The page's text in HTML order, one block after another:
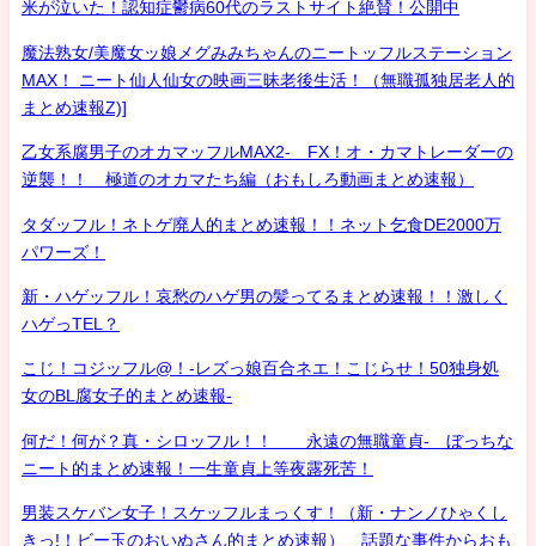
米が泣いた！認知症鬱病60代のラストサイト絶賛！公開中
魔法熟女/美魔女ッ娘メグみみちゃんのニートッフルステーション
MAX！ ニート仙人仙女の映画三昧老後生活！（無職孤独居老人的
まとめ速報Z)]
乙女系腐男子のオカマッフルMAX2- FX！オ・カマトレーダーの
逆襲！！ 極道のオカマたち編（おもしろ動画まとめ速報）
タダッフル！ネトゲ廃人的まとめ速報！！ネット乞食DE2000万
パワーズ！
新・ハゲッフル！哀愁のハゲ男の髪ってるまとめ速報！！激しく
ハゲっTEL？
こじ！コジッフル@！-レズっ娘百合ネエ！こじらせ！50独身処
女のBL腐女子的まとめ速報-
何だ！何が？真・シロッフル！！ 永遠の無職童貞- ぼっちな
ニート的まとめ速報！一生童貞上等夜露死苦！
男装スケバン女子！スケッフルまっくす！（新・ナンノひゃくし
きっ!！ビー玉のおいぬさん的まとめ速報） 話題な事件からおも